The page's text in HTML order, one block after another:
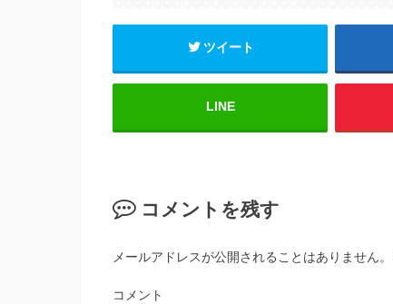
ツイート
LINE
コメントを残す
メールアドレスが公開されることはありません。
コメント